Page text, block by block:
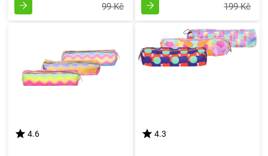
99 Kč 199 Kč
4.6 4.3